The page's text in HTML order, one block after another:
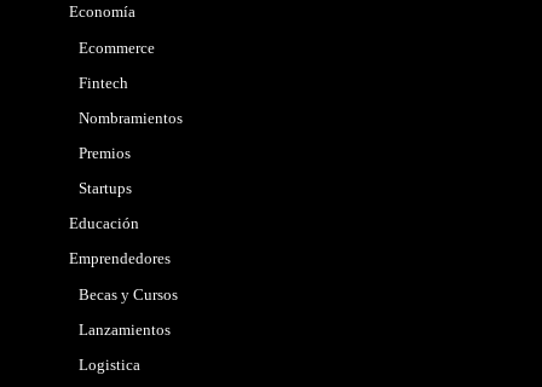
Economía
Ecommerce
Fintech
Nombramientos
Premios
Startups
Educación
Emprendedores
Becas y Cursos
Lanzamientos
Logistica